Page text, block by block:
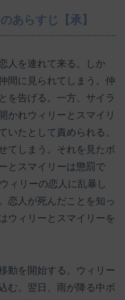
あらすじ【承】
人を連れて来る。しか
間に見られてしまう。仲
を告げる。一方、サイラ
かれウィリーとスマイリ
いたとして責められる。
てしまう。それを見たボ
とスマイリーは懲罰で
ィリーの恋人に乱暴し
恋人が死んだことを知っ
ウィリーとスマイリーを
動を開始する。ウィリー
む。翌日、雨が降る中ボ